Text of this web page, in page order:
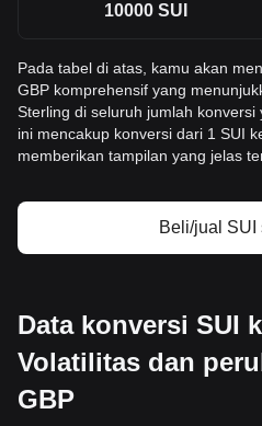
10000 SUI
Pada tabel di atas, kamu akan
GBP komprehensif yang
Sterling di seluruh jumlah
ini mencakup konversi dari 1 SUI
memberikan tampilan yang jelas
Beli/jual SUI
Data konversi SUI
Volatilitas dan
GBP